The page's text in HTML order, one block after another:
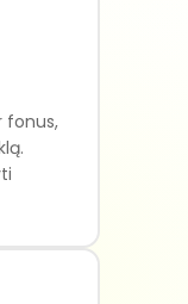
fonus,